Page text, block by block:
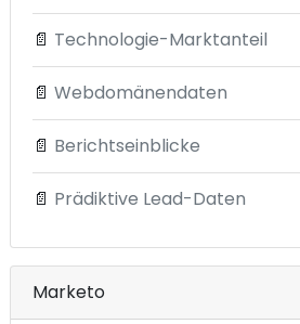
📄 Technologie-Marktanteil
📄 Webdomänendaten
📄 Berichtseinblicke
📄 Prädiktive Lead-Daten
Marketo